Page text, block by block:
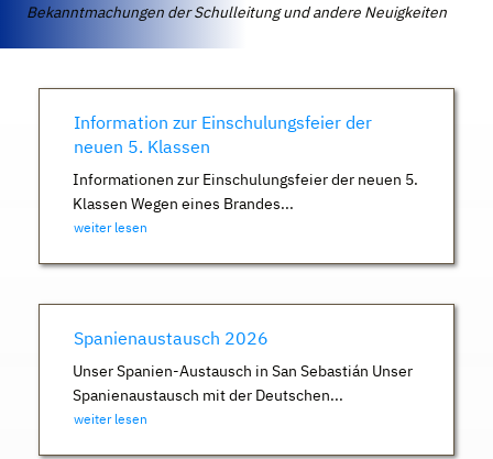
Bekanntmachungen der Schulleitung und andere Neuigkeiten
Information zur Einschulungsfeier der
neuen 5. Klassen
Informationen zur Einschulungsfeier der neuen 5.
Klassen Wegen eines Brandes...
weiter lesen
Spanienaustausch 2026
Unser Spanien-Austausch in San Sebastián Unser
Spanienaustausch mit der Deutschen...
weiter lesen